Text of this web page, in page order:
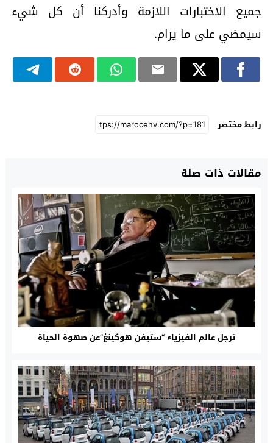
جميع الاختبارات اللازمة وأدركنا أن كل شيء
سيمضي على ما يرام.
رابط مختصر
مقالات ذات صلة
ترجل عالم الفيزياء “ستيفن هوكينغ”عن صهوة الحياة